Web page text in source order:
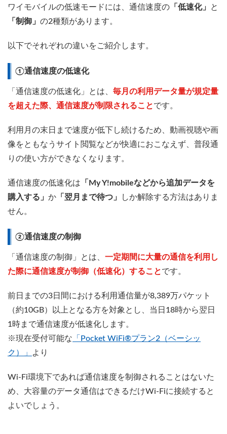
ワイモバイルの低速モードには、通信速度の 「低速化」
と
「制御」 の2種類があります。
以下でそれぞれの違いをご紹介します。
①通信速度の低速化
「通信速度の低速化」とは、 毎月の利用データ量が規定量
を超えた際、通信速度が制限されることです。
利用月の末日まで速度が低下し続けるため、動画視聴や画
像をともなうサイト閲覧などが快適におこなえず、普段通
りの使い方ができなくなります。
通信速度の低速化は 「My Y!mobileなどから追加データを
購入する」 か 「翌月まで待つ」
しか解除する方法はありま
せん。
②通信速度の制御
「通信速度の制御」とは、 一定期間に大量の通信を利用し
た際に通信速度が制御（低速化）することです。
前日までの3日間における利用通信量が8,389万パケット
（約10GB）以上となる方を対象とし、当日18時から翌日
1時まで通信速度が低速化します。
※現在受付可能な 「Pocket WiFi®プラン2（ベーシッ
ク）」
より
Wi-Fi環境下であれば通信速度を制御されることはないた
め、大容量のデータ通信はできるだけWi-Fiに接続すると
よいでしょう。